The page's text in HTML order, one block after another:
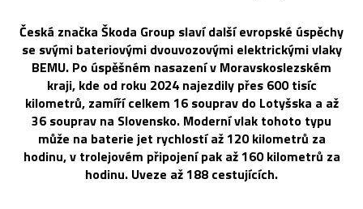
Česká značka Škoda Group slaví další evropské úspěchy
se svými bateriovými dvouvozovými elektrickými vlaky
BEMU. Po úspěšném nasazení v Moravskoslezském
kraji, kde od roku 2024 najezdily přes 600 tisíc
kilometrů, zamíří celkem 16 souprav do Lotyšska a až
36 souprav na Slovensko. Moderní vlak tohoto typu
může na baterie jet rychlostí až 120 kilometrů za
hodinu, v trolejovém připojení pak až 160 kilometrů za
hodinu. Uveze až 188 cestujících.